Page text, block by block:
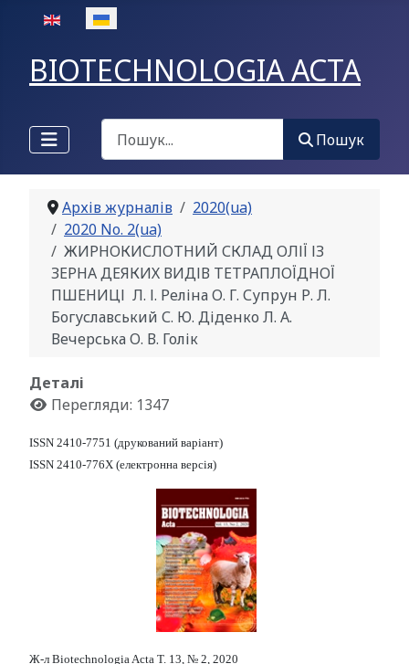
Оберіть свою мову
BIOTECHNOLOGIA ACTA
Пошук
Пошук
Архів журналів
2020(ua)
2020 No. 2(ua)
ЖИРНОКИСЛОТНИЙ СКЛАД ОЛІЇ ІЗ
ЗЕРНА ДЕЯКИХ ВИДІВ ТЕТРАПЛОЇДНОЇ
ПШЕНИЦІ Л. І. Реліна О. Г. Супрун Р. Л.
Богуславський С. Ю. Діденко Л. А.
Вечерська О. В. Голік
Деталі
Перегляди: 1347
ISSN 2410-7751 (друкований варіант)
ISSN 2410-776X (електронна версія)
Ж-л Biotechnologia Acta Т. 13, № 2, 2020